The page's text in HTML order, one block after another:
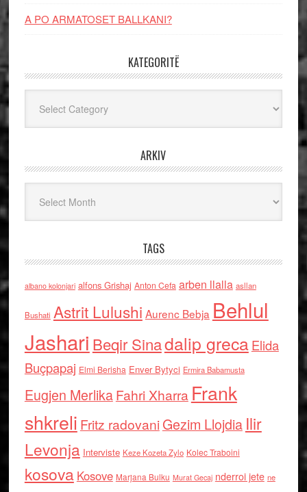
A PO ARMATOSET BALLKANI?
KATEGORITË
ARKIV
TAGS
albano kolonjari alfons Grishaj Anton Cefa arben llalla asllan
Bushati Astrit Lulushi Aurenc Bebja Behlul
Jashari Beqir Sinadalip grecaElida
Buçpapaj Elmi Berisha Enver Bytyci Ermira Babamusta
Eugjen MerlikaFahri Xharra Frank
shkreli Fritz radovaniGezim Llojdia Ilir
Levonja Interviste Keze Kozeta Zylo Kolec Traboini
kosova Kosove Marjana Bulku Murat Gecaj nderroi jete ne